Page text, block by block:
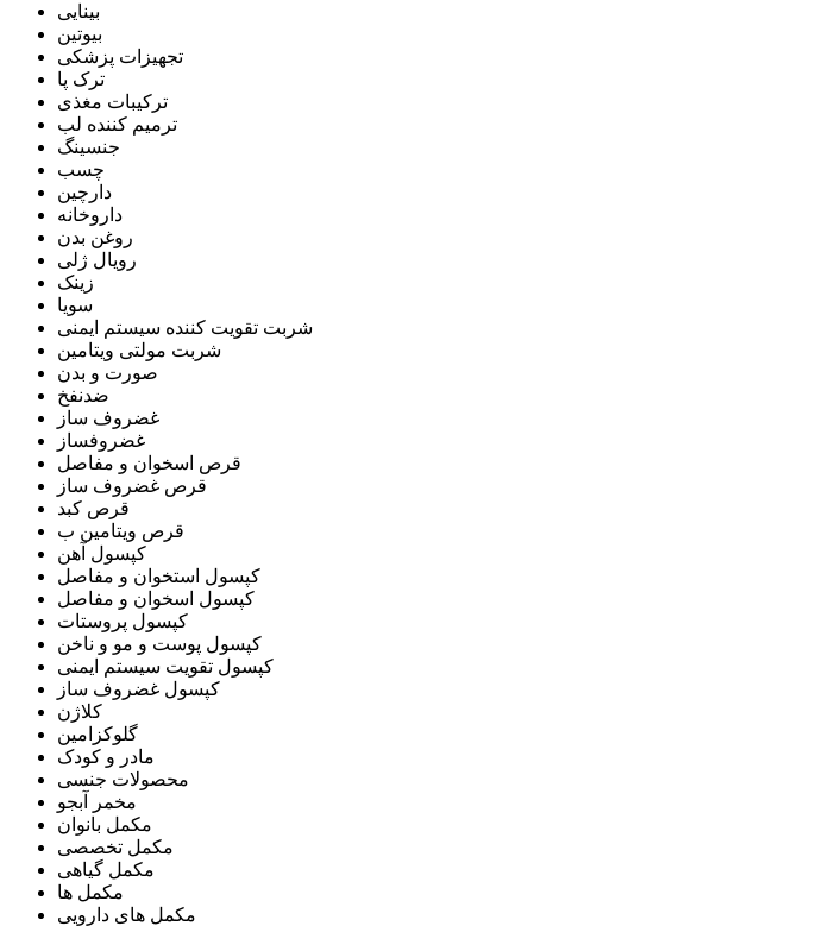
بینایی
بیوتین
تجهیزات پزشکی
ترک پا
ترکیبات مغذی
ترمیم کننده لب
جنسینگ
چسب
دارچین
داروخانه
روغن بدن
رویال ژلی
زینک
سویا
شربت تقویت کننده سیستم ایمنی
شربت مولتی ویتامین
صورت و بدن
ضدنفخ
غضروف ساز
غضروفساز
قرص اسخوان و مفاصل
قرص غضروف ساز
قرص کبد
قرص ویتامین ب
کپسول آهن
کپسول استخوان و مفاصل
کپسول اسخوان و مفاصل
کپسول پروستات
کپسول پوست و مو و ناخن
کپسول تقویت سیستم ایمنی
کپسول غضروف ساز
کلاژن
گلوکزامین
مادر و کودک
محصولات جنسی
مخمر آبجو
مکمل بانوان
مکمل تخصصی
مکمل گیاهی
مکمل ها
مکمل های دارویی